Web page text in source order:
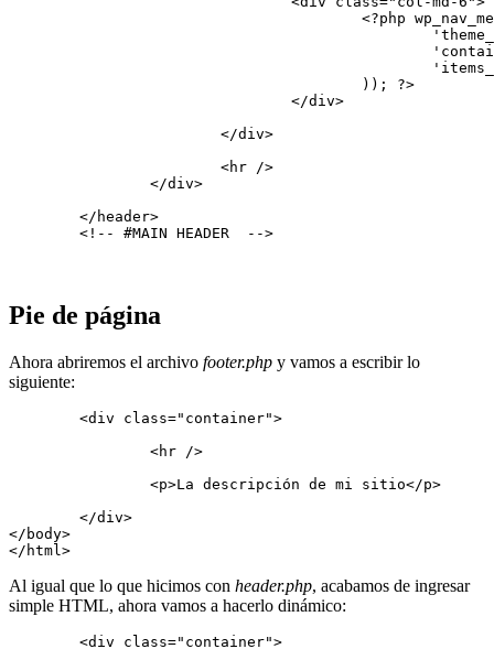
	<!-- #MAIN HEADER  -->
Pie de página
Ahora abriremos el archivo footer.php y vamos a escribir lo
siguiente:
</body>
</html>
Al igual que lo que hicimos con header.php, acabamos de ingresar
simple HTML, ahora vamos a hacerlo dinámico: